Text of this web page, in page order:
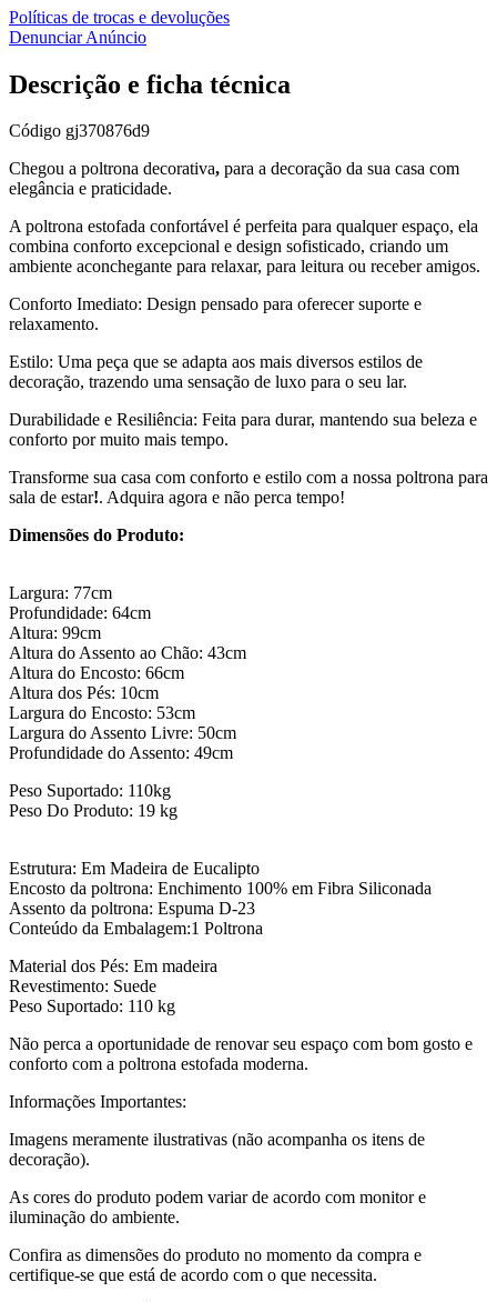
Políticas de trocas e devoluções
Denunciar Anúncio
Descrição e ficha técnica
Código gj370876d9
Chegou a poltrona decorativa, para a decoração da sua casa com
elegância e praticidade.
A poltrona estofada confortável é perfeita para qualquer espaço, ela
combina conforto excepcional e design sofisticado, criando um
ambiente aconchegante para relaxar, para leitura ou receber amigos.
Conforto Imediato: Design pensado para oferecer suporte e
relaxamento.
Estilo: Uma peça que se adapta aos mais diversos estilos de
decoração, trazendo uma sensação de luxo para o seu lar.
Durabilidade e Resiliência: Feita para durar, mantendo sua beleza e
conforto por muito mais tempo.
Transforme sua casa com conforto e estilo com a nossa poltrona para
sala de estar!. Adquira agora e não perca tempo!
Dimensões do Produto:
Largura: 77cm
Profundidade: 64cm
Altura: 99cm
Altura do Assento ao Chão: 43cm
Altura do Encosto: 66cm
Altura dos Pés: 10cm
Largura do Encosto: 53cm
Largura do Assento Livre: 50cm
Profundidade do Assento: 49cm
Peso Suportado: 110kg
Peso Do Produto: 19 kg
Estrutura: Em Madeira de Eucalipto
Encosto da poltrona: Enchimento 100% em Fibra Siliconada
Assento da poltrona: Espuma D-23
Conteúdo da Embalagem:1 Poltrona
Material dos Pés: Em madeira
Revestimento: Suede
Peso Suportado: 110 kg
Não perca a oportunidade de renovar seu espaço com bom gosto e
conforto com a poltrona estofada moderna.
Informações Importantes:
Imagens meramente ilustrativas (não acompanha os itens de
decoração).
As cores do produto podem variar de acordo com monitor e
iluminação do ambiente.
Confira as dimensões do produto no momento da compra e
certifique-se que está de acordo com o que necessita.